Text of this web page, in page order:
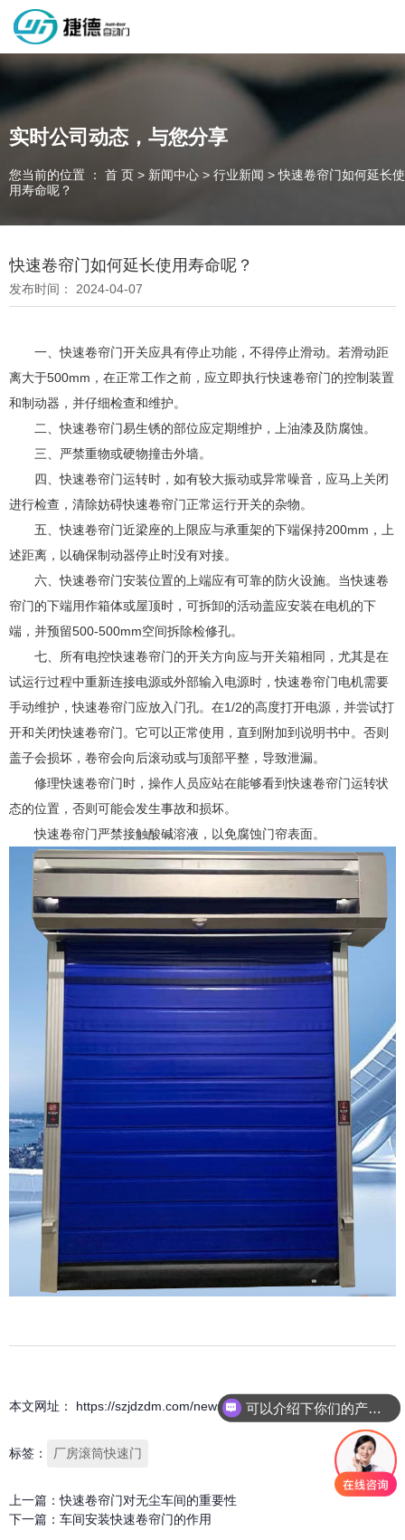
深圳市捷德自动门有限公司，专业从事自动门工业门类产品的生产
制作销售和安装的企业，欢迎咨询！
为客户量身定制独属于您的工业门 快速门
设计、制作、安装、售后一站式服务
实时公司动态，与您分享
您当前的位置 ： 首 页 > 新闻中心 > 行业新闻 >快速卷帘门如何延长使
用寿命呢？
快速卷帘门如何延长使用寿命呢？
发布时间： 2024-04-07
一、快速卷帘门开关应具有停止功能，不得停止滑动。若滑动距
离大于500mm，在正常工作之前，应立即执行快速卷帘门的控制装置
和制动器，并仔细检查和维护。
二、快速卷帘门易生锈的部位应定期维护，上油漆及防腐蚀。
三、严禁重物或硬物撞击外墙。
四、快速卷帘门运转时，如有较大振动或异常噪音，应马上关闭
进行检查，清除妨碍快速卷帘门正常运行开关的杂物。
五、快速卷帘门近梁座的上限应与承重架的下端保持200mm，上
述距离，以确保制动器停止时没有对接。
六、快速卷帘门安装位置的上端应有可靠的防火设施。当快速卷
帘门的下端用作箱体或屋顶时，可拆卸的活动盖应安装在电机的下
端，并预留500-500mm空间拆除检修孔。
七、所有电控快速卷帘门的开关方向应与开关箱相同，尤其是在
试运行过程中重新连接电源或外部输入电源时，快速卷帘门电机需要
手动维护，快速卷帘门应放入门孔。在1/2的高度打开电源，并尝试打
开和关闭快速卷帘门。它可以正常使用，直到附加到说明书中。否则
盖子会损坏，卷帘会向后滚动或与顶部平整，导致泄漏。
修理快速卷帘门时，操作人员应站在能够看到快速卷帘门运转状
态的位置，否则可能会发生事故和损坏。
快速卷帘门严禁接触酸碱溶液，以免腐蚀门帘表面。
本文网址： https://szjdzdm.com/news/444.html
标签： 厂房滚筒快速门
上一篇：快速卷帘门对无尘车间的重要性
下一篇： 车间安装快速卷帘门的作用
可以介绍下你们的产品么